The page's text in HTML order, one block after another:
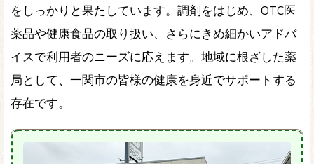
をしっかりと果たしています。調剤をはじめ、OTC医
薬品や健康食品の取り扱い、さらにきめ細かいアドバ
イスで利用者のニーズに応えます。地域に根ざした薬
局として、一関市の皆様の健康を身近でサポートする
存在です。